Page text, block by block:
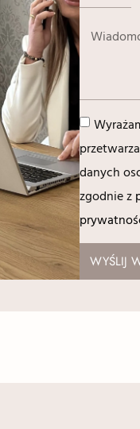
danych
zgodnie z
WYŚLIJ